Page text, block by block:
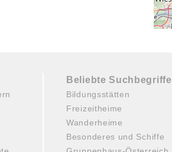
Beliebte Suchbegriffe
Bildungsstätten
Freizeitheime
Wanderheime
Besonderes und Schiffe